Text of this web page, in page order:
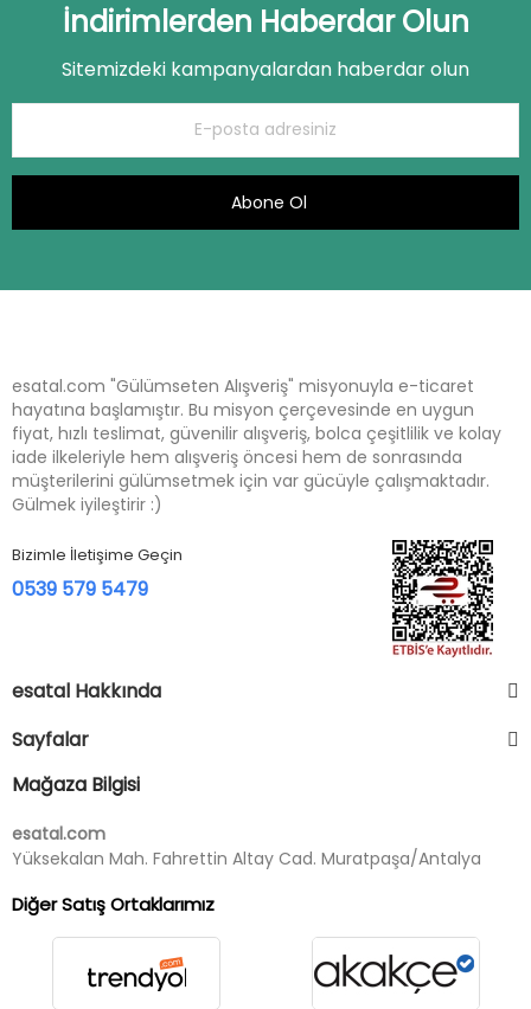
İndirimlerden Haberdar Olun
Sitemizdeki kampanyalardan haberdar olun
Abone Ol
esatal.com "Gülümseten Alışveriş" misyonuyla e-ticaret
hayatına başlamıştır. Bu misyon çerçevesinde en uygun
fiyat, hızlı teslimat, güvenilir alışveriş, bolca çeşitlilik ve kolay
iade ilkeleriyle hem alışveriş öncesi hem de sonrasında
müşterilerini gülümsetmek için var gücüyle çalışmaktadır.
Gülmek iyileştirir :)
Bizimle İletişime Geçin
0539 579 5479
esatal Hakkında
Sayfalar
Mağaza Bilgisi
esatal.com
Yüksekalan Mah. Fahrettin Altay Cad. Muratpaşa/Antalya
Diğer Satış Ortaklarımız